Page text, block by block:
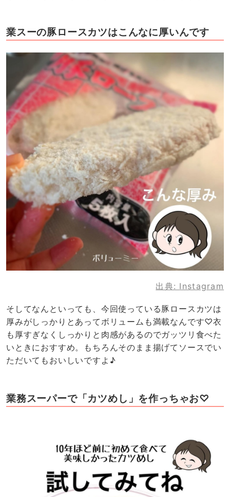
業スーの豚ロースカツはこんなに厚いんです
出典: Instagram
そしてなんといっても、今回使っている豚ロースカツは
厚みがしっかりとあってボリュームも満載なんです♡衣
も厚すぎなくしっかりと肉感があるのでガッツリ食べた
いときにおすすめ。もちろんそのまま揚げてソースでい
ただいてもおいしいですよ♪
業務スーパーで「カツめし」を作っちゃお♡